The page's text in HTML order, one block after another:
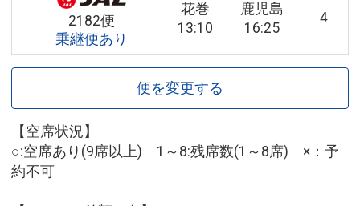
2182便
乗継便あり
花巻
13:10
鹿児島
16:25
4
便を変更する
【空席状況】
○:空席あり(9席以上) 1～8:残席数(1～8席) ×：予
約不可